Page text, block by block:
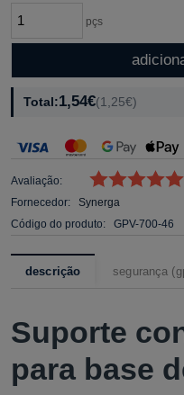
pçs
Total:1,54€(1,25€)
Avaliação:
Fornecedor:
Synerga
Código do produto:
GPV-700-46
descrição segurança
Suporte
para base